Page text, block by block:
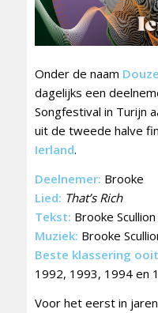
Onder de naam
dagelijks een
Songfestival in Turijn
uit de tweede halve
Ierland.
Deelnemer: Brooke
Lied: That’s Rich
Tekst: Brooke
Muziek: Brooke
Beste klassering ooit
1992, 1993, 1994 en
Voor het eerst in